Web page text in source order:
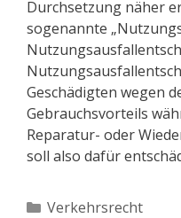
Durchsetzung näher
sogenannte
Geschädigten wegen
Gebrauchsvorteils
Reparatur- oder
soll also dafür
Kategorien
Verkehrsrecht